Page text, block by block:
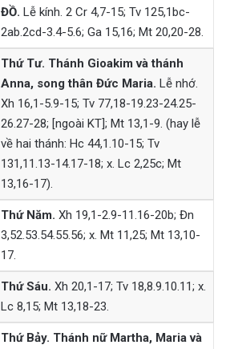
ĐỒ. Lễ kính. 2 Cr 4,7-15; Tv 125,1bc-
2ab.2cd-3.4-5.6; Ga 15,16; Mt 20,20-28.
Thứ Tư. Thánh Gioakim và thánh
Anna, song thân Đức Maria. Lễ nhớ.
Xh 16,1-5.9-15; Tv 77,18-19.23-24.25-
26.27-28; [ngoài KT]; Mt 13,1-9. (hay lễ
về hai thánh: Hc 44,1.10-15; Tv
131,11.13-14.17-18; x. Lc 2,25c; Mt
13,16-17).
Thứ Năm. Xh 19,1-2.9-11.16-20b; Đn
3,52.53.54.55.56; x. Mt 11,25; Mt 13,10-
17.
Thứ Sáu. Xh 20,1-17; Tv 18,8.9.10.11; x.
Lc 8,15; Mt 13,18-23.
Thứ Bảy. Thánh nữ Martha, Maria và